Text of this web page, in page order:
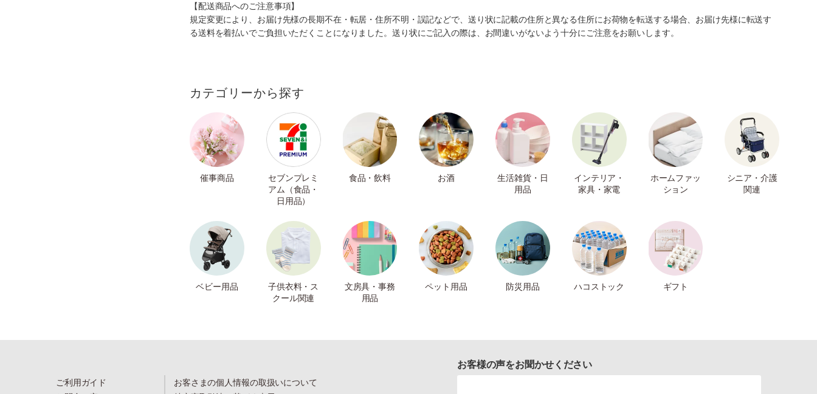
【配送商品へのご注意事項】
規定変更により、お届け先様の長期不在・転居・住所不明・誤記などで、送り状に記載の住所と異なる住所にお荷物を転送する場合、お届け先様に転送す
る送料を着払いでご負担いただくことになりました。送り状にご記入の際は、お間違いがないよう十分にご注意をお願いします。
カテゴリーから探す
催事商品
セブンプレミ
アム（食品・
日用品）
食品・飲料 お酒
生活雑貨・日
用品
インテリア・
家具・家電
ホームファッ
ション
シニア・介護
関連
ベビー用品
子供衣料・ス
クール関連
文房具・事務
用品
ペット用品 防災用品 ハコストック ギフト
ご利用ガイド
お客さまの個人情報の取扱いについて
お客様の声をお聞かせください